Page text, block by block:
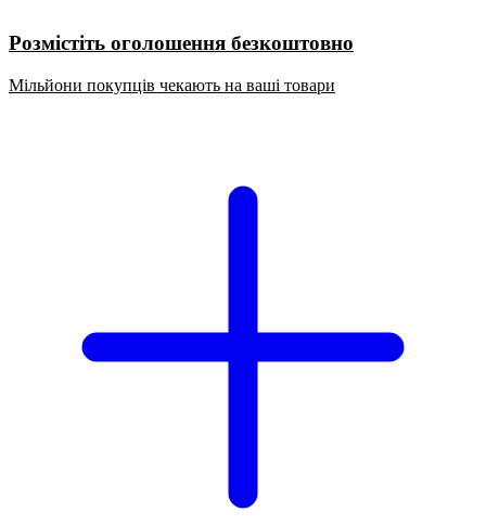
Розмістіть оголошення безкоштовно
Мільйони покупців чекають на ваші товари